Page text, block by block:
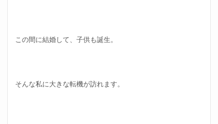
この間に結婚して、子供も誕生。
そんな私に大きな転機が訪れます。